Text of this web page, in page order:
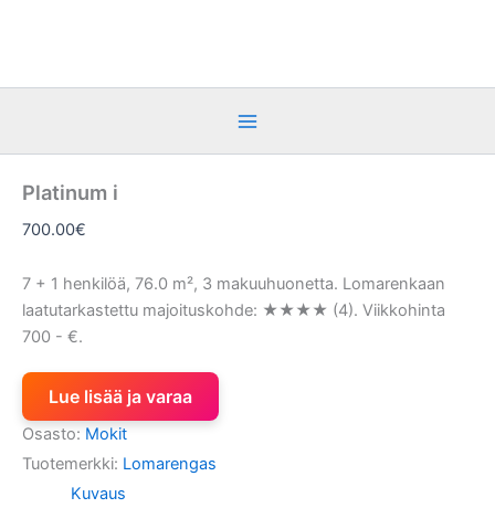
Platinum i
700.00€
7 + 1 henkilöä, 76.0 m², 3 makuuhuonetta. Lomarenkaan
laatutarkastettu majoituskohde: ★★★★ (4). Viikkohinta
700 - €.
Lue lisää ja varaa
Osasto: Mokit
Tuotemerkki: Lomarengas
Kuvaus